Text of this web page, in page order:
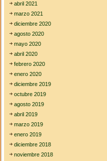
abril 2021
marzo 2021
diciembre 2020
agosto 2020
mayo 2020
abril 2020
febrero 2020
enero 2020
diciembre 2019
octubre 2019
agosto 2019
abril 2019
marzo 2019
enero 2019
diciembre 2018
noviembre 2018